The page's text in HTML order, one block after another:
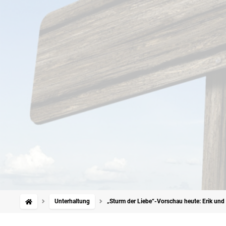
Unterhaltung „Sturm der Liebe“-Vorschau heute: Erik